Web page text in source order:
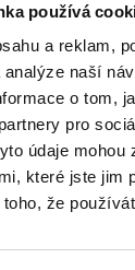
používá
a reklam,
naší
o tom,
pro
údaje mohou
které jste jim
že